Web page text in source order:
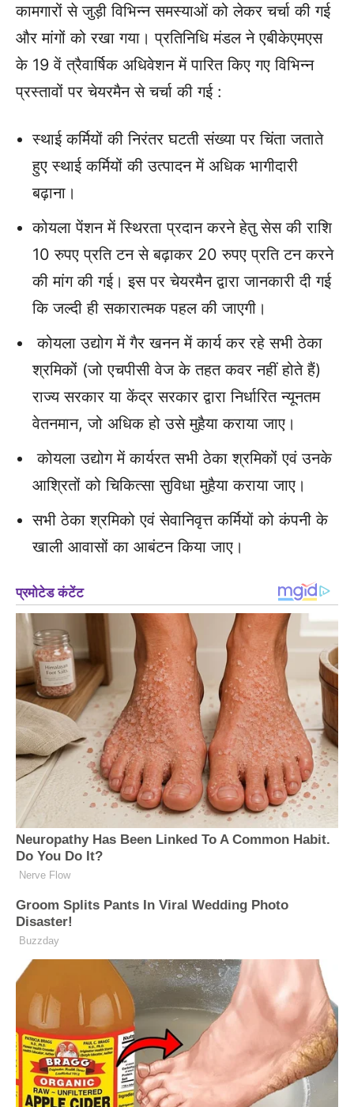
कामगारों से जुड़ी विभिन्न समस्याओं को लेकर चर्चा की गई
और मांगों को रखा गया। प्रतिनिधि मंडल ने एबीकेएमएस
के 19 वें त्रैवार्षिक अधिवेशन में पारित किए गए विभिन्न
प्रस्तावों पर चेयरमैन से चर्चा की गई :
स्थाई कर्मियों की निरंतर घटती संख्या पर चिंता जताते
हुए स्थाई कर्मियों की उत्पादन में अधिक भागीदारी
बढ़ाना।
कोयला पेंशन में स्थिरता प्रदान करने हेतु सेस की राशि
10 रुपए प्रति टन से बढ़ाकर 20 रुपए प्रति टन करने
की मांग की गई। इस पर चेयरमैन द्वारा जानकारी दी गई
कि जल्दी ही सकारात्मक पहल की जाएगी।
कोयला उद्योग में गैर खनन में कार्य कर रहे सभी ठेका
श्रमिकों (जो एचपीसी वेज के तहत कवर नहीं होते हैं)
राज्य सरकार या केंद्र सरकार द्वारा निर्धारित न्यूनतम
वेतनमान, जो अधिक हो उसे मुहैया कराया जाए।
कोयला उद्योग में कार्यरत सभी ठेका श्रमिकों एवं उनके
आश्रितों को चिकित्सा सुविधा मुहैया कराया जाए।
सभी ठेका श्रमिको एवं सेवानिवृत्त कर्मियों को कंपनी के
खाली आवासों का आबंटन किया जाए।